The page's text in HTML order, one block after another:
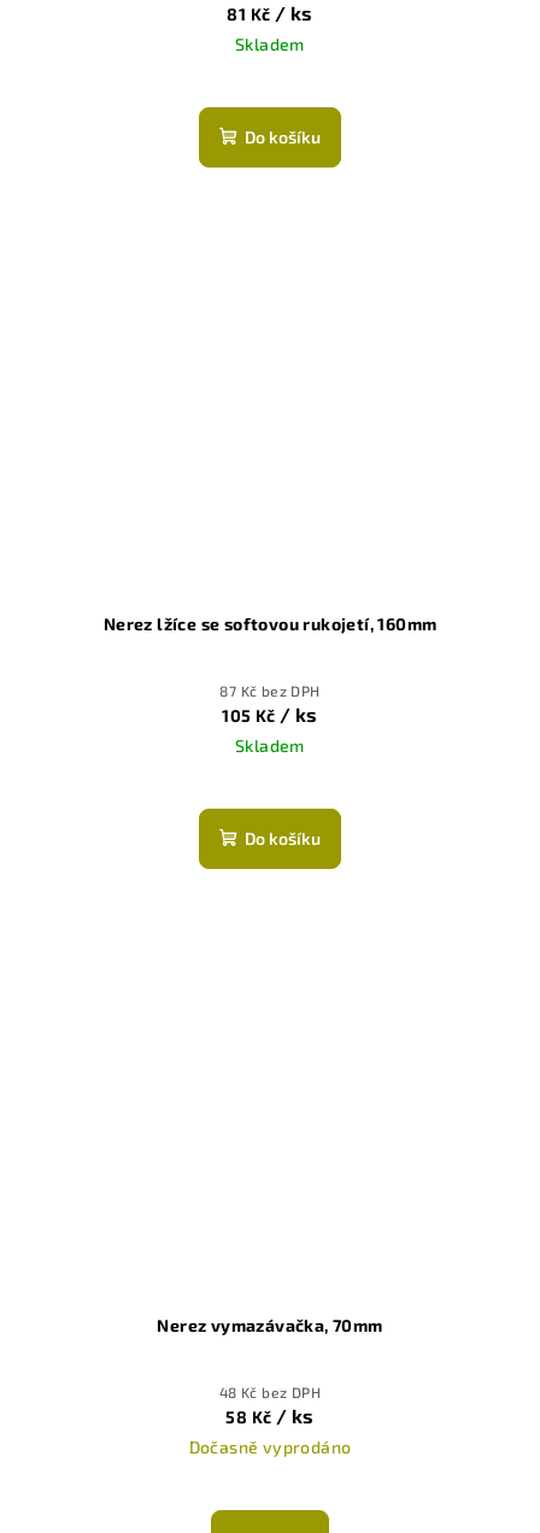
81 Kč / ks
Skladem
Do košíku
Nerez lžíce se softovou rukojetí, 160mm
87 Kč bez DPH
105 Kč / ks
Skladem
Do košíku
Nerez vymazávačka, 70mm
48 Kč bez DPH
58 Kč / ks
Dočasně vyprodáno